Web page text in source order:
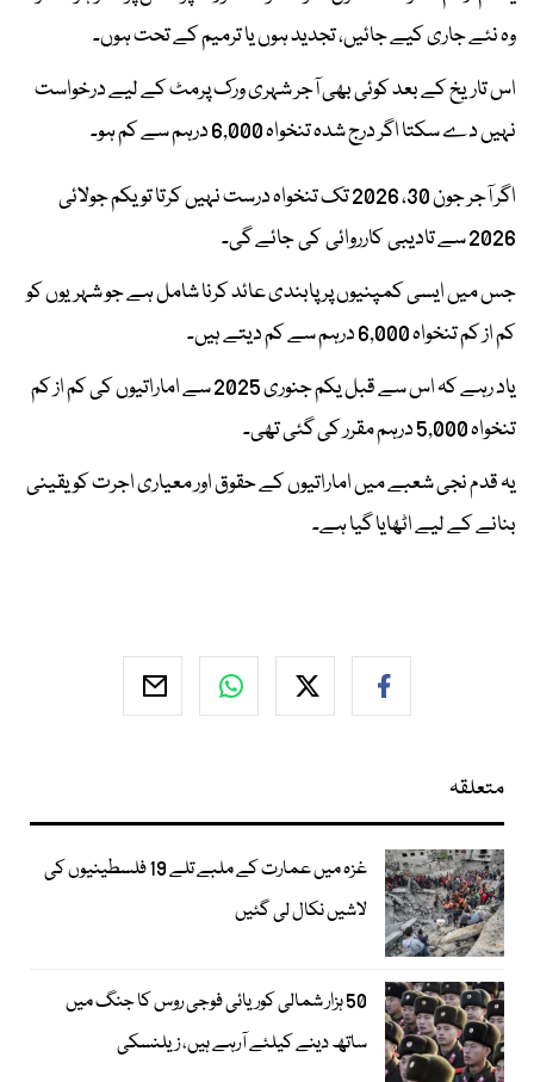
وہ نئے جاری کیے جائیں، تجدید ہوں یا ترمیم کے تحت ہوں۔
اس تاریخ کے بعد کوئی بھی آجر شہری ورک پرمٹ کے لیے درخواست
نہیں دے سکتا اگر درج شدہ تنخواہ 6,000 درہم سے کم ہو۔
اگر آجر جون 30، 2026 تک تنخواہ درست نہیں کرتا تو یکم جولائی
2026 سے تادیبی کارروائی کی جائے گی۔
جس میں ایسی کمپنیوں پر پابندی عائد کرنا شامل ہے جو شہریوں کو
کم از کم تنخواہ 6,000 درہم سے کم دیتے ہیں۔
یاد رہے کہ اس سے قبل یکم جنوری 2025 سے اماراتیوں کی کم از کم
تنخواہ 5,000 درہم مقرر کی گئی تھی۔
یہ قدم نجی شعبے میں اماراتیوں کے حقوق اور معیاری اجرت کو یقینی
بنانے کے لیے اٹھایا گیا ہے۔
متعلقہ
غزہ میں عمارت کے ملبے تلے 19 فلسطینیوں کی
لاشیں نکال لی گئیں
50 ہزار شمالی کوریائی فوجی روس کا جنگ میں
ساتھ دینے کیلئے آرہے ہیں، زیلنسکی